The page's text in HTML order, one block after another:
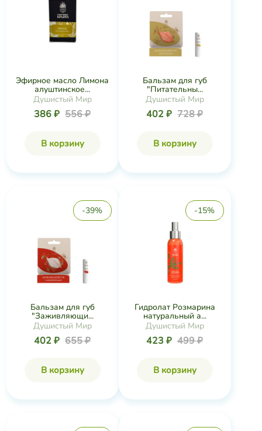
Эфирное масло Лимона
алуштинское...
Душистый Мир
386 ₽ 556 ₽
В корзину
Бальзам для губ
"Питательны...
Душистый Мир
402 ₽ 728 ₽
В корзину
-39%
Бальзам для губ
"Заживляющи...
Душистый Мир
402 ₽ 655 ₽
В корзину
-15%
Гидролат Розмарина
натуральный а...
Душистый Мир
423 ₽ 499 ₽
В корзину